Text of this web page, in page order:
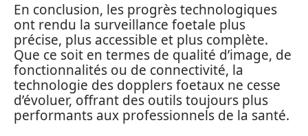
En conclusion, les progrès technologiques
ont rendu la surveillance foetale plus
précise, plus accessible et plus complète.
Que ce soit en termes de qualité d’image, de
fonctionnalités ou de connectivité, la
technologie des dopplers foetaux ne cesse
d’évoluer, offrant des outils toujours plus
performants aux professionnels de la santé.